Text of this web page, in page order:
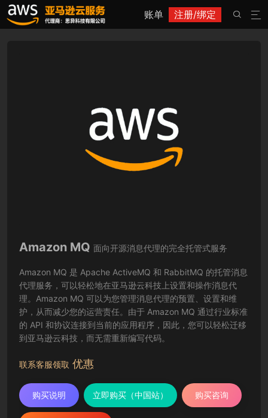
账单 注册/绑定 

Amazon MQ 面向开源消息代理的完全托管式服务
Amazon MQ 是 Apache ActiveMQ 和 RabbitMQ 的托管消息
代理服务，可以轻松地在亚马逊云科技上设置和操作消息代
理。Amazon MQ 可以为您管理消息代理的预置、设置和维
护，从而减少您的运营责任。由于 Amazon MQ 通过行业标准
的 API 和协议连接到当前的应用程序，因此，您可以轻松迁移
到亚马逊云科技，而无需重新编写代码。
联系客服领取 优惠
购买说明 立即购买（中国站） 购买咨询